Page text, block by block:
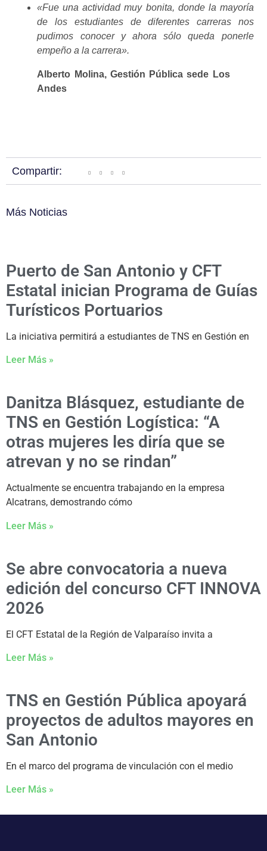
«Fue una actividad muy bonita, donde la mayoría
de los estudiantes de diferentes carreras nos
pudimos conocer y ahora sólo queda ponerle
empeño a la carrera».
Alberto Molina, Gestión Pública sede Los
Andes
Compartir:
Más Noticias
Puerto de San Antonio y CFT
Estatal inician Programa de Guías
Turísticos Portuarios
La iniciativa permitirá a estudiantes de TNS en Gestión en
Leer Más »
Danitza Blásquez, estudiante de
TNS en Gestión Logística: “A
otras mujeres les diría que se
atrevan y no se rindan”
Actualmente se encuentra trabajando en la empresa
Alcatrans, demostrando cómo
Leer Más »
Se abre convocatoria a nueva
edición del concurso CFT INNOVA
2026
El CFT Estatal de la Región de Valparaíso invita a
Leer Más »
TNS en Gestión Pública apoyará
proyectos de adultos mayores en
San Antonio
En el marco del programa de vinculación con el medio
Leer Más »